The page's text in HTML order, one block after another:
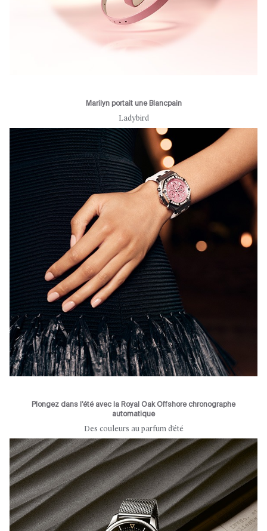
Marilyn portait une Blancpain
Ladybird
Plongez dans l’été avec la Royal Oak Offshore chronographe
automatique
Des couleurs au parfum d'été